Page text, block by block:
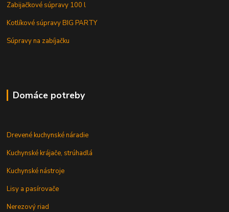
Zabijačkové súpravy 100 l
Kotlíkové súpravy BIG PARTY
Súpravy na zabíjačku
Domáce potreby
Drevené kuchynské náradie
Kuchynské krájače, strúhadlá
Kuchynské nástroje
Lisy a pasírovače
Nerezový riad